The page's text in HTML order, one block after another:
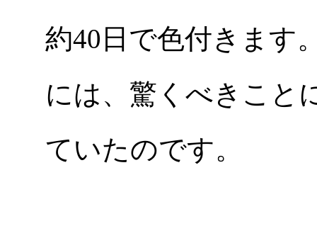
約40日で色付きます
には、驚くべきこと
ていたのです。